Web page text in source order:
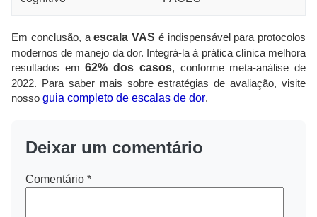
Em conclusão, aescala VAS é indispensável para protocolos
modernos de manejo da dor. Integrá-la à prática clínica melhora
resultados em62% dos casos, conforme meta-análise de
2022. Para saber mais sobre estratégias de avaliação, visite
nosso guia completo de escalas de dor.
Deixar um comentário
Comentário *